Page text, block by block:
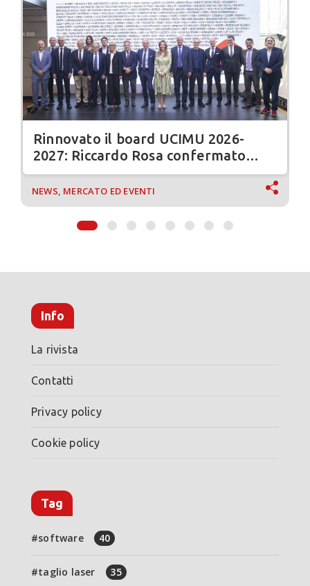
Rinnovato il board UCIMU 2026-
2027: Riccardo Rosa confermato
presidente
NEWS, MERCATO ED EVENTI
Info
La rivista
Contatti
Privacy policy
Cookie policy
Tag
software 40
taglio laser 35